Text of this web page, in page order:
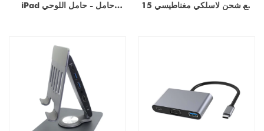
iPad حامل - حامل اللوحي
مع شحن لاسلكي مغناطيسي 15